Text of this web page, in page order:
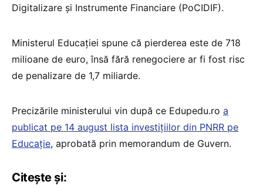
Digitalizare și Instrumente Financiare (PoCIDIF).
Ministerul Educației spune că pierderea este de 718
milioane de euro, însă fără renegociere ar fi fost risc
de penalizare de 1,7 miliarde.
Precizările ministerului vin după ce Edupedu.ro a
publicat pe 14 august lista investițiilor din PNRR pe
Educație, aprobată prin memorandum de Guvern.
Citește și: